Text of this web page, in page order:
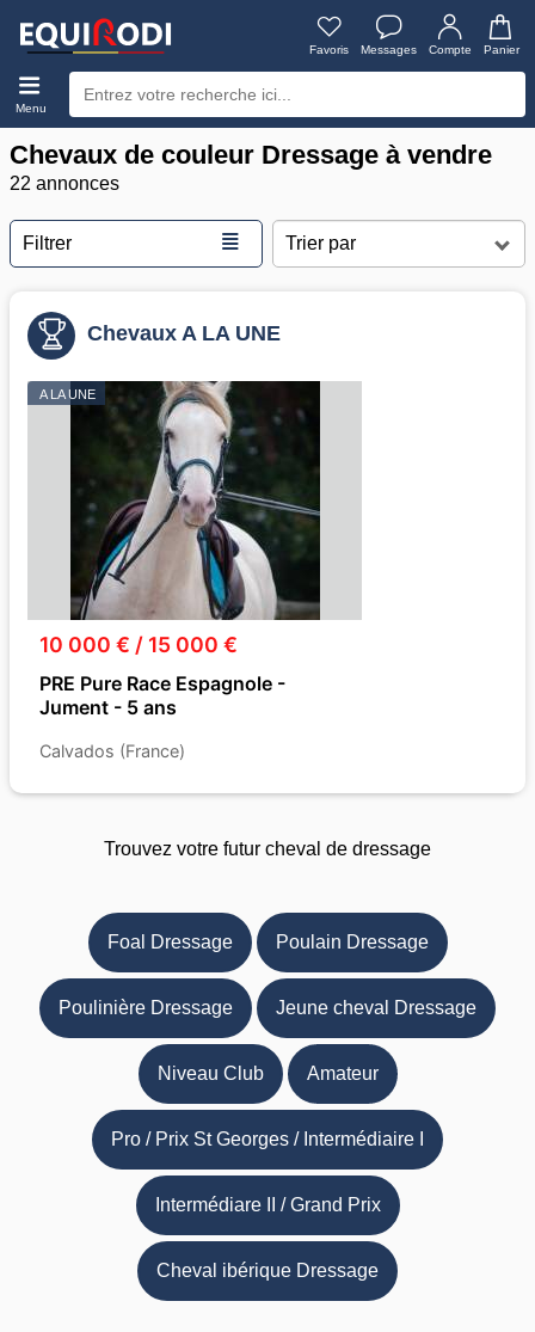
Favoris Messages Compte Panier
Menu
Chevaux de couleur Dressage à vendre
22 annonces
Filtrer ≣
Chevaux A LA UNE
A LA UNE
10 000 € / 15 000 €
PRE Pure Race Espagnole -
Jument - 5 ans
Calvados (France)
Trouvez votre futur cheval de dressage
Foal Dressage Poulain Dressage
Poulinière Dressage Jeune cheval Dressage
Niveau Club Amateur
Pro / Prix St Georges / Intermédiaire I
Intermédiare II / Grand Prix
Cheval ibérique Dressage